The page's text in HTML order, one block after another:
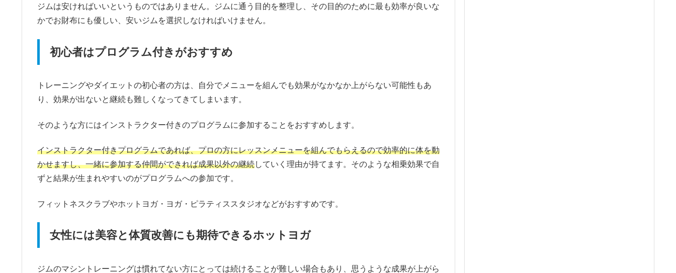
ジムは安ければいいというものではありません。ジムに通う目的を整理し、その目的のために最も効率が良いな
かでお財布にも優しい、安いジムを選択しなければいけません。
初心者はプログラム付きがおすすめ
トレーニングやダイエットの初心者の方は、自分でメニューを組んでも効果がなかなか上がらない可能性もあ
り、効果が出ないと継続も難しくなってきてしまいます。
そのような方にはインストラクター付きのプログラムに参加することをおすすめします。
インストラクター付きプログラムであれば、プロの方にレッスンメニューを組んでもらえるので効率的に体を動
かせますし、一緒に参加する仲間ができれば成果以外の継続していく理由が持てます。そのような相乗効果で自
ずと結果が生まれやすいのがプログラムへの参加です。
フィットネスクラブやホットヨガ・ヨガ・ピラティススタジオなどがおすすめです。
女性には美容と体質改善にも期待できるホットヨガ
ジムのマシントレーニングは慣れてない方にとっては続けることが難しい場合もあり、思うような成果が上がら